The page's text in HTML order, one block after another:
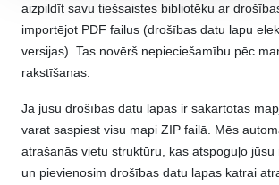
aizpildīt savu tiešsaistes bibliotēku ar
importējot PDF failus (drošības datu lapu
versijas). Tas novērš nepieciešamību pēc
rakstīšanas.
Ja jūsu drošības datu lapas ir sakārtotas
varat saspiest visu mapi ZIP failā. Mēs
atrašanās vietu struktūru, kas atspoguļo jūsu
un pievienosim drošības datu lapas katrai